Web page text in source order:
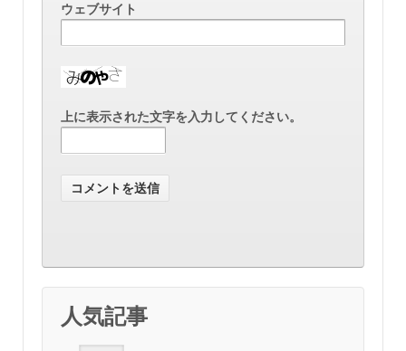
ウェブサイト
上に表示された文字を入力してください。
人気記事